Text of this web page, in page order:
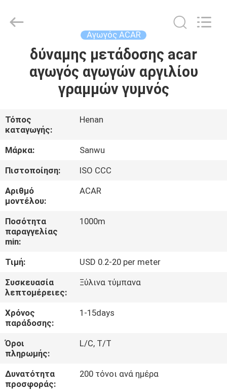
ΣΠΊΤΙ
ΠΡΟΪΌΝΤΑ
ΠΕΡΊΠΟΥ
ΕΜΕΊΣ
ΓΎΡΟΣ
ΕΡΓΟΣΤΑΣΊΩΝ
ΠΟΙΟΤΙΚΌΣ
ΈΛΕΓΧΟΣ
ΜΑΣ
ΕΛΆΤΕ
ΕΠΑΦΉ
ΜΕ
ΕΙΔΉΣΕΙΣ
Αγωγός ACAR
δύναμης μετάδοσης acar
αγωγός αγωγών αργιλίου
γραμμών γυμνός
Τόπος
καταγωγής:
Henan
Μάρκα:
Sanwu
Πιστοποίηση:
ISO CCC
Αριθμό
μοντέλου:
ACAR
Ποσότητα
παραγγελίας
min:
1000m
Τιμή:
USD 0.2-20 per meter
Συσκευασία
λεπτομέρειες:
Ξύλινα τύμπανα
Χρόνος
παράδοσης:
1-15days
Όροι
πληρωμής:
L/C, T/T
Δυνατότητα
προσφοράς:
200 τόνοι ανά ημέρα